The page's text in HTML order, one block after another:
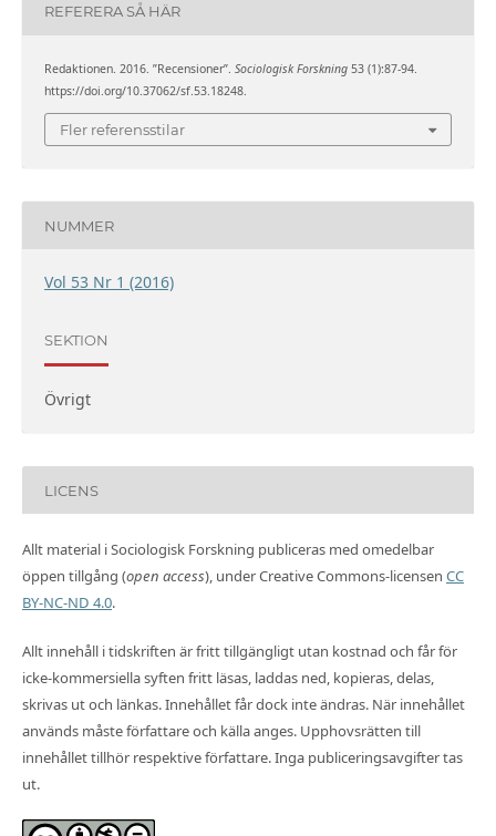
REFERERA SÅ HÄR
Redaktionen. 2016. ”Recensioner”. Sociologisk Forskning53 (1):87-94.
https://doi.org/10.37062/sf.53.18248.
Fler referensstilar
NUMMER
Vol 53 Nr 1 (2016)
SEKTION
Övrigt
LICENS
Allt material i Sociologisk Forskning publiceras med omedelbar
öppen tillgång (open access), under Creative Commons-licensen CC
BY-NC-ND 4.0.
Allt innehåll i tidskriften är fritt tillgängligt utan kostnad och får för
icke-kommersiella syften fritt läsas, laddas ned, kopieras, delas,
skrivas ut och länkas. Innehållet får dock inte ändras. När innehållet
används måste författare och källa anges. Upphovsrätten till
innehållet tillhör respektive författare. Inga publiceringsavgifter tas
ut.